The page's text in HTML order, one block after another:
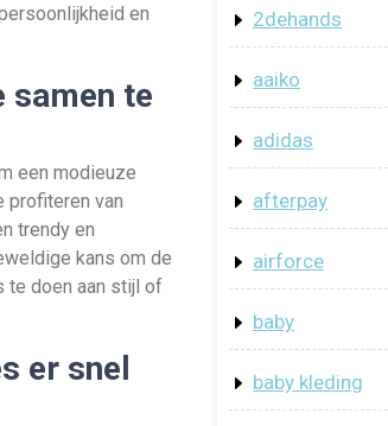
en
samen te
een modieuze
profiteren van
trendy en
kans om de
te doen aan stijl of
er snel
2dehands
aaiko
adidas
afterpay
airforce
baby
baby kleding